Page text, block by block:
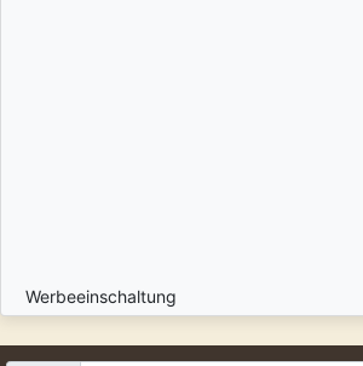
Werbeeinschaltung